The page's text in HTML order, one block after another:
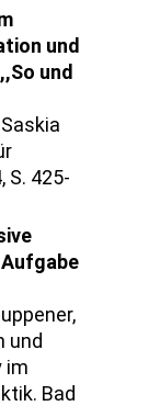
und
und
S. 425-
und
im
Bad